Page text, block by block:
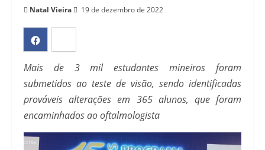
Natal Vieira 19 de dezembro de 2022
Mais de 3 mil estudantes mineiros foram
submetidos ao teste de visão, sendo identificadas
prováveis alterações em 365 alunos, que foram
encaminhados ao oftalmologista